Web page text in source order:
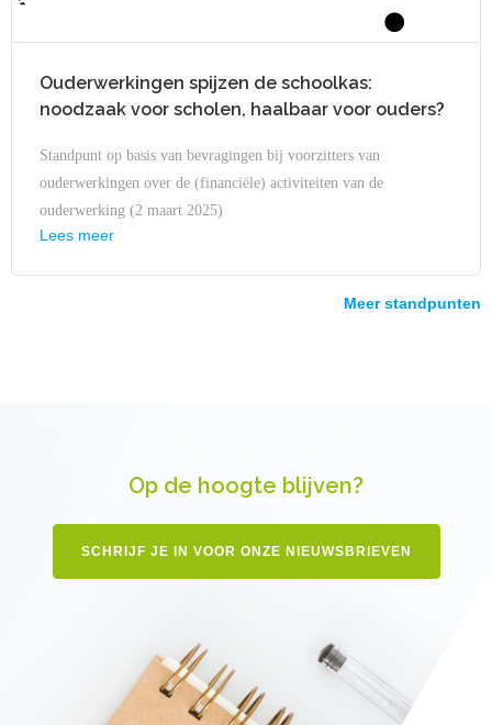
Ouderwerkingen spijzen de schoolkas:
noodzaak voor scholen, haalbaar voor ouders?
Standpunt op basis van bevragingen bij voorzitters van
ouderwerkingen over de (financiële) activiteiten van de
ouderwerking (2 maart 2025)
Lees meer
Meer standpunten
Op de hoogte blijven?
SCHRIJF JE IN VOOR ONZE NIEUWSBRIEVEN